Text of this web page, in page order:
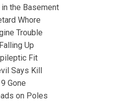
the Basement
Whore
Trouble
Up
Fit
Says Kill
9 Gone
on Poles